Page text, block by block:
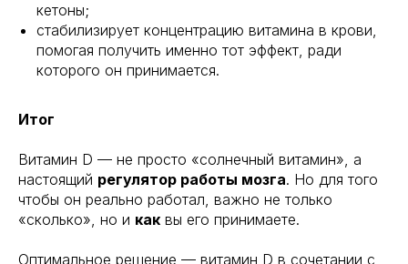
кетоны;
стабилизирует концентрацию витамина в крови,
помогая получить именно тот эффект, ради
которого он принимается.
Итог
Витамин D — не просто «солнечный витамин», а
настоящий регулятор работы мозга. Но для того
чтобы он реально работал, важно не только
«сколько», но и как вы его принимаете.
Оптимальное решение — витамин D в сочетании с